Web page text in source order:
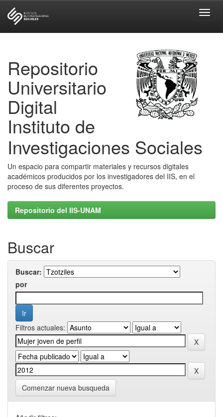
Repositorio
Universitario
Digital
Instituto de
Investigaciones Sociales
Un espacio para compartir materiales y recursos digitales
académicos producidos por los investigadores del IIS, en el
proceso de sus diferentes proyectos.
Repositorio del IIS-UNAM
Buscar
Buscar:
por
Filtros actuales:
Comenzar nueva busqueda